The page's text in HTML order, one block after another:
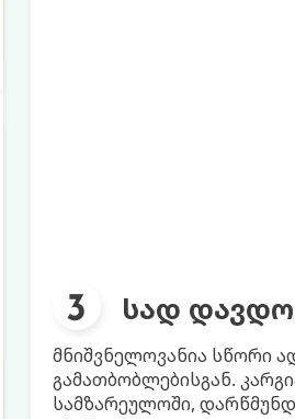
სად
მნიშვნელოვანია სწორი
გამათბობლებისგან.
სამზარეულოში,